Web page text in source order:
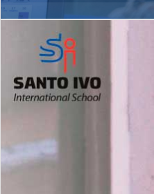
Matrículas Abertas 2026
2º AO 5º ANO
Com